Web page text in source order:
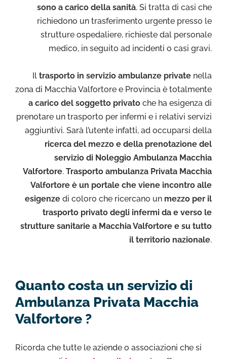
sono a carico della sanità. Si tratta di casi che
richiedono un trasferimento urgente presso le
strutture ospedaliere, richieste dal personale
medico, in seguito ad incidenti o casi gravi.
Il trasporto in servizio ambulanze private nella
zona di Macchia Valfortore e Provincia è totalmente
a carico del soggetto privato che ha esigenza di
prenotare un trasporto per infermi e i relativi servizi
aggiuntivi. Sarà l’utente infatti, ad occuparsi della
ricerca del mezzo e della prenotazione del
servizio di Noleggio Ambulanza Macchia
Valfortore. Trasporto ambulanza Privata Macchia
Valfortore è un portale che viene incontro alle
esigenze di coloro che ricercano un mezzo per il
trasporto privato degli infermi da e verso le
strutture sanitarie a Macchia Valfortore e su tutto
il territorio nazionale.
Quanto costa un servizio di
Ambulanza Privata Macchia
Valfortore ?
Ricorda che tutte le aziende o associazioni che si